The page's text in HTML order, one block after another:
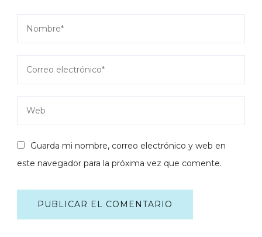
Guarda mi nombre, correo electrónico y web en
este navegador para la próxima vez que comente.